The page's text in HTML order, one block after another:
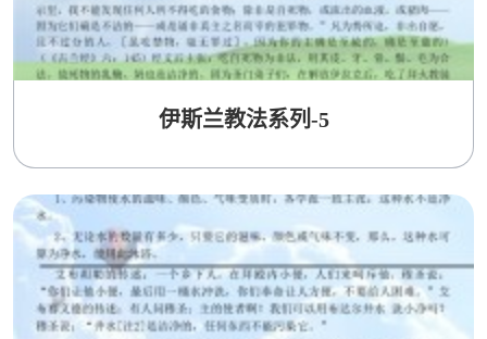
伊斯兰教法系列-5